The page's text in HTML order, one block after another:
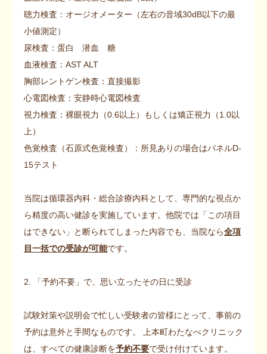
聴力検査：オージオメーター（左右の音域30dB以下の最
小値測定）
尿検査：蛋白 潜血 糖
血液検査：AST ALT
胸部レントゲン検査：直接撮影
心電図検査：安静時心電図検査
視力検査：裸眼視力（0.6以上）もしくは矯正視力（1.0以
上）
色覚検査（石原式色覚検査）：所見ありの場合はパネルD-
15テスト
当院は循環器内科・総合診療内科として、専門的な視点か
ら精度の高い健診を実施しています。他院では「この項目
はできない」と断られてしまった内容でも、当院なら全項
目一括での受診が可能です。
2. 「予約不要」で、思い立ったその日に受診
試験対策や説明会で忙しい受験者の皆様にとって、事前の
予約は意外と手間なものです。 上本町わたなべクリニック
は、すべての健康診断を予約不要で受け付けています。